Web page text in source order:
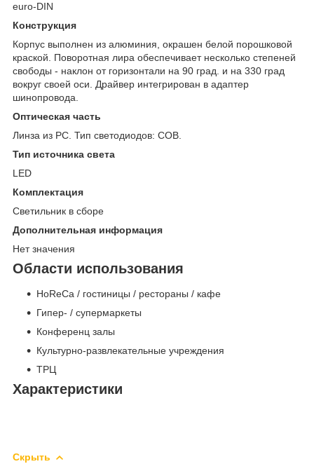
euro-DIN
Конструкция
Корпус выполнен из алюминия, окрашен белой порошковой
краской. Поворотная лира обеспечивает несколько степеней
свободы - наклон от горизонтали на 90 град. и на 330 град
вокруг своей оси. Драйвер интегрирован в адаптер
шинопровода.
Оптическая часть
Линза из PC. Тип светодиодов: COB.
Тип источника света
LED
Комплектация
Светильник в сборе
Дополнительная информация
Нет значения
Области использования
HoReCa / гостиницы / рестораны / кафе
Гипер- / супермаркеты
Конференц залы
Культурно-развлекательные учреждения
ТРЦ
Характеристики
Скрыть